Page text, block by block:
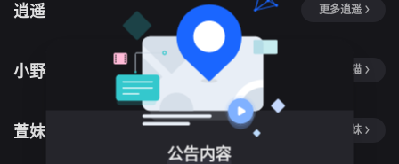
逍遥 更多逍遥
小野猫 更多小野猫
萱妹 更多萱妹
公告内容